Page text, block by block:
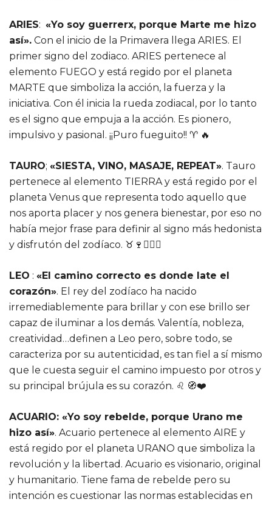
ARIES: «Yo soy guerrerx, porque Marte me hizo
así». Con el inicio de la Primavera llega ARIES. El
primer signo del zodiaco. ARIES pertenece al
elemento FUEGO y está regido por el planeta
MARTE que simboliza la acción, la fuerza y la
iniciativa. Con él inicia la rueda zodiacal, por lo tanto
es el signo que empuja a la acción. Es pionero,
impulsivo y pasional. ¡¡Puro fueguito!! ♈️ 🔥
TAURO; «SIESTA, VINO, MASAJE, REPEAT». Tauro
pertenece al elemento TIERRA y está regido por el
planeta Venus que representa todo aquello que
nos aporta placer y nos genera bienestar, por eso no
había mejor frase para definir al signo más hedonista
y disfrutón del zodíaco. ♉️🍷💆🏻‍♀️
LEO : «El camino correcto es donde late el
corazón». El rey del zodíaco ha nacido
irremediablemente para brillar y con ese brillo ser
capaz de iluminar a los demás. Valentía, nobleza,
creatividad…definen a Leo pero, sobre todo, se
caracteriza por su autenticidad, es tan fiel a sí mismo
que le cuesta seguir el camino impuesto por otros y
su principal brújula es su corazón. ♌️ 🧭❤️
ACUARIO: «Yo soy rebelde, porque Urano me
hizo así». Acuario pertenece al elemento AIRE y
está regido por el planeta URANO que simboliza la
revolución y la libertad. Acuario es visionario, original
y humanitario. Tiene fama de rebelde pero su
intención es cuestionar las normas establecidas en